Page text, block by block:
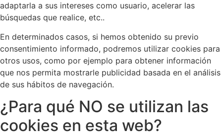
adaptarla a sus intereses como usuario, acelerar las
búsquedas que realice, etc..
En determinados casos, si hemos obtenido su previo
consentimiento informado, podremos utilizar cookies para
otros usos, como por ejemplo para obtener información
que nos permita mostrarle publicidad basada en el análisis
de sus hábitos de navegación.
¿Para qué NO se utilizan las
cookies en esta web?